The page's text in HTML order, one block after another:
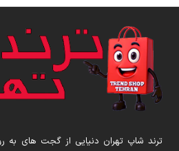
ترند شاپ تهران دنیایی از گجت های به